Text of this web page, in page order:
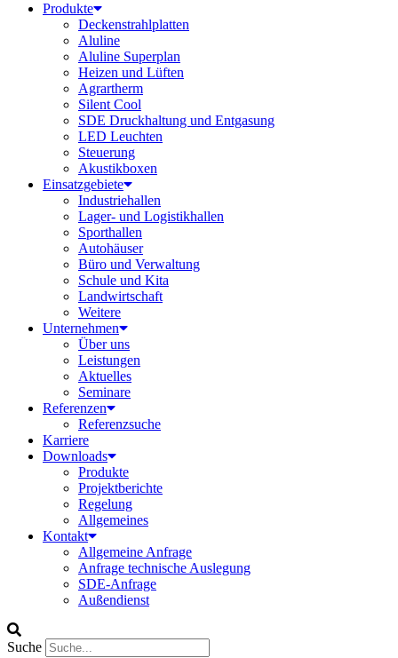
Produkte
Deckenstrahlplatten
Aluline
Aluline Superplan
Heizen und Lüften
Agrartherm
Silent Cool
SDE Druckhaltung und Entgasung
LED Leuchten
Steuerung
Akustikboxen
Einsatzgebiete
Industriehallen
Lager- und Logistikhallen
Sporthallen
Autohäuser
Büro und Verwaltung
Schule und Kita
Landwirtschaft
Weitere
Unternehmen
Über uns
Leistungen
Aktuelles
Seminare
Referenzen
Referenzsuche
Karriere
Downloads
Produkte
Projektberichte
Regelung
Allgemeines
Kontakt
Allgemeine Anfrage
Anfrage technische Auslegung
SDE-Anfrage
Außendienst
Suche